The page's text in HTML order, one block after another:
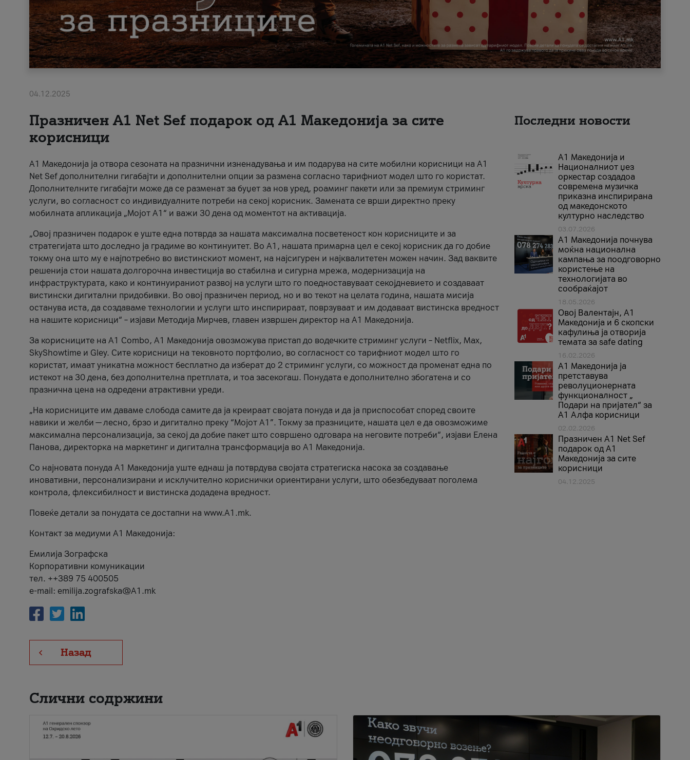
04.12.2025
Празничен A1 Net Sеf подарок од А1 Македонија за сите
корисници
А1 Македонија ја отвора сезоната на празнични изненадувања и им подарува на сите мобилни корисници на A1
Net Sef дополнителни гигабајти и дополнителни опции за размена согласно тарифниот модел што го користат.
Дополнителните гигабајти може да се разменат за буџет за нов уред, роаминг пакети или за премиум стриминг
услуги, во согласност со индивидуалните потреби на секој корисник. Замената се врши директно преку
мобилната апликација „Мојот А1“ и важи 30 дена од моментот на активација.
„Овој празничен подарок е уште една потврда за нашата максимална посветеност кон корисниците и за
стратегијата што доследно ја градиме во континуитет. Во А1, нашата примарна цел е секој корисник да го добие
токму она што му е најпотребно во вистинскиот момент, на најсигурен и најквалитетен можен начин. Зад ваквите
решенија стои нашата долгорочна инвестиција во стабилна и сигурна мрежа, модернизација на
инфраструктурата, како и континуираниот развој на услуги што го поедноставуваат секојдневието и создаваат
вистински дигитални придобивки. Во овој празничен период, но и во текот на целата година, нашата мисија
останува иста, да создаваме технологии и услуги што инспирираат, поврзуваат и им додаваат вистинска вредност
на нашите корисници“ – изјави Методија Мирчев, главен извршен директор на А1 Македонија.
За корисниците на A1 Combo, А1 Македонија овозможува пристап до водечките стриминг услуги – Netflix, Max,
SkyShowtime и Gley. Сите корисници на тековното портфолио, во согласност со тарифниот модел што го
користат, имаат уникатна можност бесплатно да изберат до 2 стриминг услуги, со можност да променат една по
истекот на 30 дена, без дополнителна претплата, и тоа засекогаш. Понудата е дополнително збогатена и со
празнична цена на одредени атрактивни уреди.
„На корисниците им даваме слобода самите да ја креираат својата понуда и да ја приспособат според своите
навики и желби — лесно, брзо и дигитално преку “Мојот А1”. Токму за празниците, нашата цел е да овозможиме
максимална персонализација, за секој да добие пакет што совршено одговара на неговите потреби“, изјави Елена
Панова, директорка на маркетинг и дигитална трансформација во А1 Македонија.
Со најновата понуда А1 Македонија уште еднаш ја потврдува својата стратегиска насока за создавање
иновативни, персонализирани и исклучително кориснички ориентирани услуги, што обезбедуваат поголема
контрола, флексибилност и вистинска додадена вредност.
Повеќе детали за понудата се достапни на www.А1.mk.
Контакт за медиуми А1 Македонија:
Емилија Зографска
Корпоративни комуникации
тел. ++389 75 400505
e-mail: emilija.zografska@A1.mk
Назад
Последни новости
А1 Македонија и
Националниот џез
оркестар создадоа
современа музичка
приказна инспирирана
од македонското
културно наследство
03.07.2026
A1 Македонија почнува
моќна национална
кампања за поодговорно
користење на
технологијата во
сообраќајот
18.05.2026
Овој Валентајн, A1
Македонија и 6 скопски
кафулиња ја отворија
темата за safe dating
16.02.2026
А1 Македонија ја
претставува
револуционерната
функционалност „
Подари на пријател“ за
А1 Алфа корисници
02.02.2026
Празничен A1 Net Sеf
подарок од А1
Македонија за сите
корисници
04.12.2025
Слични содржини